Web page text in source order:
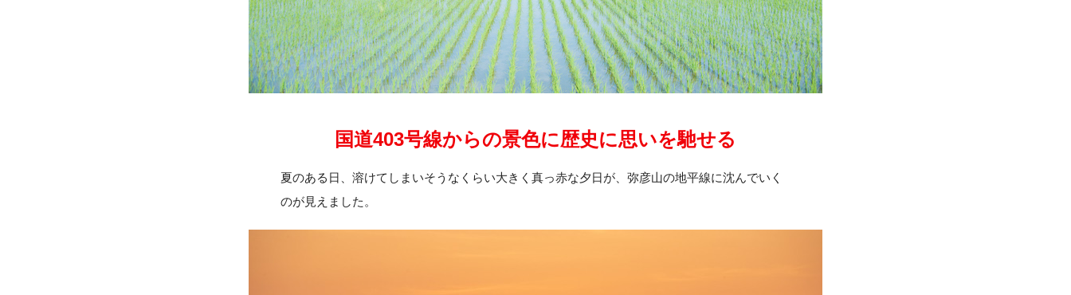
国道403号線からの景色に歴史に思いを馳せる
夏のある日、溶けてしまいそうなくらい大きく真っ赤な夕日が、弥彦山の地平線に沈んでいく
のが見えました。